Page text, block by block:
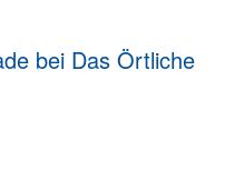
bei Das Örtliche